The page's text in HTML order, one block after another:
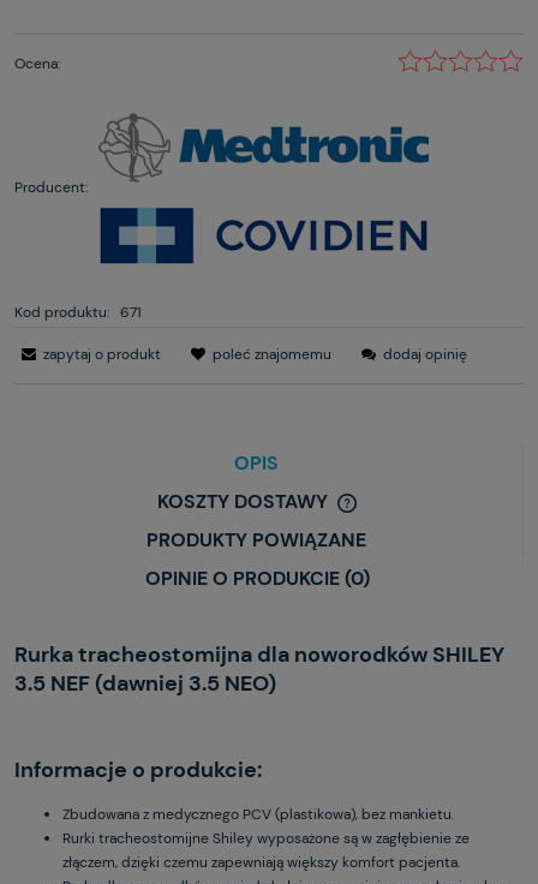
Ocena:
Producent:
Kod produktu: 671
zapytaj o produkt poleć znajomemu dodaj opinię
OPIS
KOSZTY DOSTAWY
PRODUKTY POWIĄZANE
OPINIE O PRODUKCIE (0)
Rurka tracheostomijna dla noworodków SHILEY
3.5 NEF (dawniej 3.5 NEO)
Informacje o produkcie:
Zbudowana z medycznego PCV (plastikowa), bez mankietu.
Rurki tracheostomijne Shiley wyposażone są w zagłębienie ze
złączem, dzięki czemu zapewniają większy komfort pacjenta.